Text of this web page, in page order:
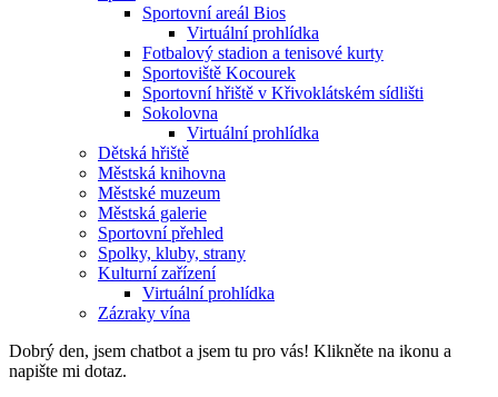
Sportovní areál Bios
Virtuální prohlídka
Fotbalový stadion a tenisové kurty
Sportoviště Kocourek
Sportovní hřiště v Křivoklátském sídlišti
Sokolovna
Virtuální prohlídka
Dětská hřiště
Městská knihovna
Městské muzeum
Městská galerie
Sportovní přehled
Spolky, kluby, strany
Kulturní zařízení
Virtuální prohlídka
Zázraky vína
Dobrý den, jsem chatbot a jsem tu pro vás! Klikněte na ikonu a
napište mi dotaz.